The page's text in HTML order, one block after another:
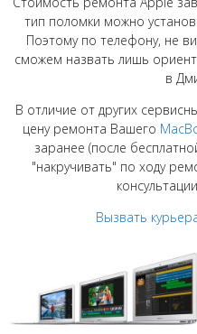
тип поломки можно
Поэтому по телефону, не
сможем назвать лишь
в
В отличие от других
цену ремонта Вашего
заранее (после
"накручивать" по ходу
Вызвать